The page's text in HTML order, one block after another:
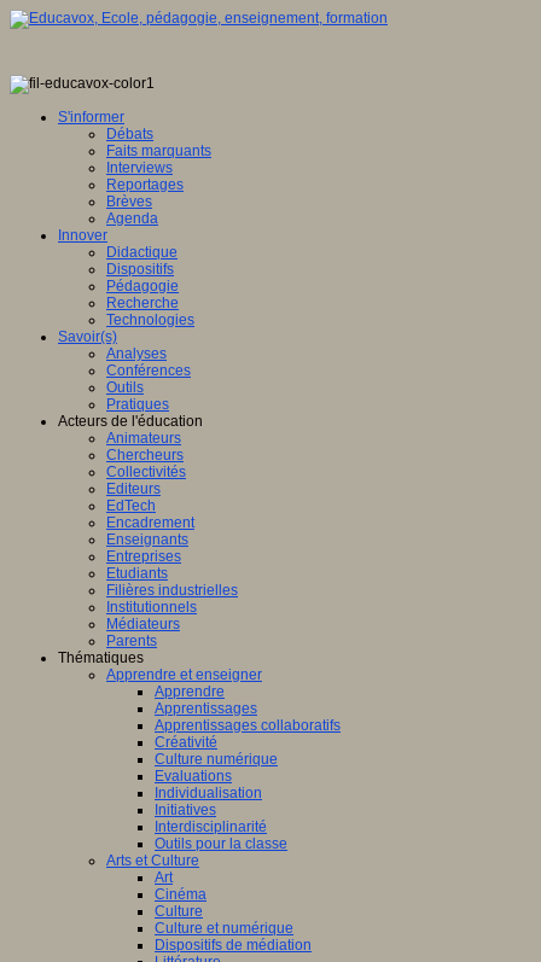
S'informer
Débats
Faits marquants
Interviews
Reportages
Brèves
Agenda
Innover
Didactique
Dispositifs
Pédagogie
Recherche
Technologies
Savoir(s)
Analyses
Conférences
Outils
Pratiques
Acteurs de l'éducation
Animateurs
Chercheurs
Collectivités
Editeurs
EdTech
Encadrement
Enseignants
Entreprises
Etudiants
Filières industrielles
Institutionnels
Médiateurs
Parents
Thématiques
Apprendre et enseigner
Apprendre
Apprentissages
Apprentissages collaboratifs
Créativité
Culture numérique
Evaluations
Individualisation
Initiatives
Interdisciplinarité
Outils pour la classe
Arts et Culture
Art
Cinéma
Culture
Culture et numérique
Dispositifs de médiation